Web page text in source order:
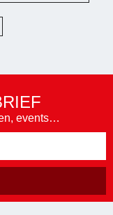
events…